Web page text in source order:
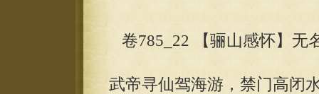
卷785_22 【骊山感怀】无
武帝寻仙驾海游，禁门高闭